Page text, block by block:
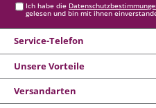
Ich habe die
gelesen und bin mit ihnen
Service-Telefon
Unsere Vorteile
Versandarten